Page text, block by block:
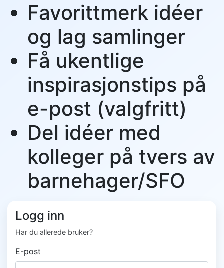
Favorittmerk idéer
og lag samlinger
Få ukentlige
inspirasjonstips på
e-post (valgfritt)
Del idéer med
kolleger på tvers av
barnehager/SFO
Logg inn
Har du allerede bruker?
E-post